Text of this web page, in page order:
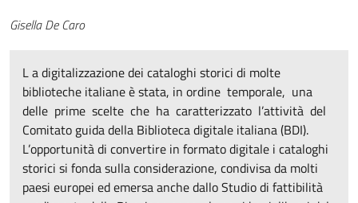
Autori
Gisella De Caro
L a digitalizzazione dei cataloghi storici di molte
biblioteche italiane è stata, in ordine temporale, una
delle prime scelte che ha caratterizzato l’attività del
Comitato guida della Biblioteca digitale italiana (BDI).
L’opportunità di convertire in formato digitale i cataloghi
storici si fonda sulla considerazione, condivisa da molti
paesi europei ed emersa anche dallo Studio di fattibilità